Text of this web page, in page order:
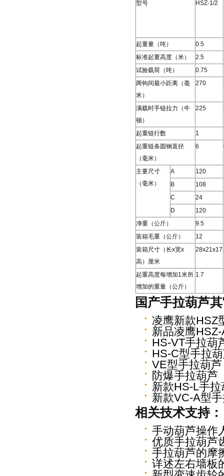
型号 HSZ-1/2
起重量（吨） 0.5
标准起重高度（米）
2.5
试验载荷（吨）
0.75
两钩间最小距离（毫
米）
270
满载时手链拉力（牛
顿）
225
起重链行数 1
起重链条圆钢直径
（毫米）
6
主要尺寸
（毫米）
A 120
B
108
C
24
D
120
净重（公斤）
9.5
装箱毛重（公斤）
12
装箱尺寸（长x宽x
高）厘米
28x21x17
起重高度每增加1米所
增加的重量（公斤）
1.7
国产手拉葫芦
凌鹰新款HSZ
新品凌鹰
HS-VT手拉葫
HS-C型手拉
VE型手拉葫芦
防爆手拉葫芦
新款HS-L手拉
新款VC-A型
相关技术支持：
手动葫芦操作
优质手拉葫芦
手拉葫芦的摩
详述左右墙板